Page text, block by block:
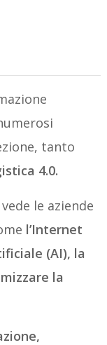
tanto
4.0.
le aziende
l’Internet
(AI), la
la